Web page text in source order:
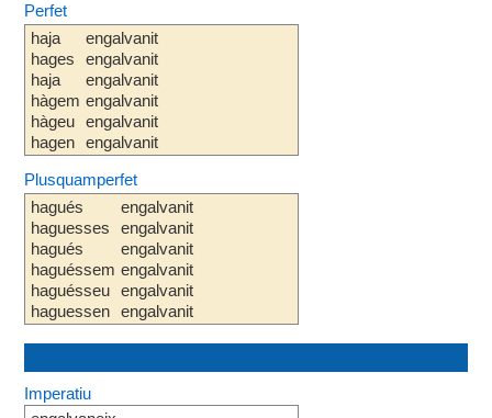
Perfet
haja
hages
haja
hàgem
hàgeu
hagen
engalvanit
engalvanit
engalvanit
engalvanit
engalvanit
engalvanit
Plusquamperfet
hagués
haguesses
hagués
haguéssem
haguésseu
haguessen
engalvanit
engalvanit
engalvanit
engalvanit
engalvanit
engalvanit
Imperatiu